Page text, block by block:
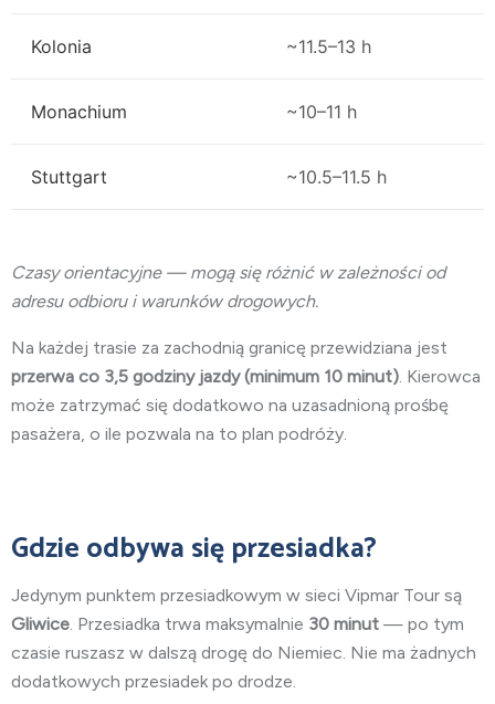
Kolonia ~11.5–13 h
Monachium ~10–11 h
Stuttgart ~10.5–11.5 h
Czasy orientacyjne — mogą się różnić w zależności od
adresu odbioru i warunków drogowych.
Na każdej trasie za zachodnią granicę przewidziana jest
przerwa co 3,5 godziny jazdy (minimum 10 minut) . Kierowca
może zatrzymać się dodatkowo na uzasadnioną prośbę
pasażera, o ile pozwala na to plan podróży.
Gdzie odbywa się przesiadka?
Jedynym punktem przesiadkowym w sieci Vipmar Tour są
Gliwice . Przesiadka trwa maksymalnie 30 minut — po tym
czasie ruszasz w dalszą drogę do Niemiec. Nie ma żadnych
dodatkowych przesiadek po drodze.